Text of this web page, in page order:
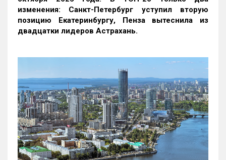
изменения: Санкт-Петербург уступил вторую
позицию Екатеринбургу, Пенза вытеснила из
двадцатки лидеров Астрахань.